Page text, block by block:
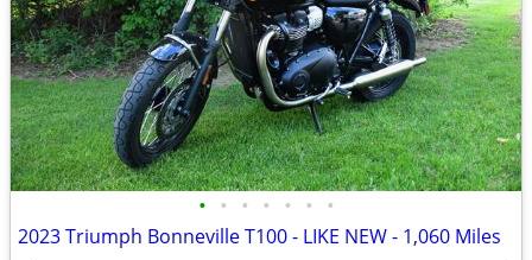
• • • • • • •
2023 Triumph Bonneville T100 - LIKE NEW - 1,060 Miles